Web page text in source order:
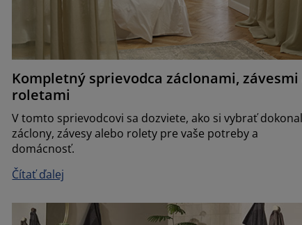
Kompletný sprievodca záclonami, závesmi
roletami
V tomto sprievodcovi sa dozviete, ako si vybrať
záclony, závesy alebo rolety pre vaše potreby a
domácnosť.
Čítať ďalej